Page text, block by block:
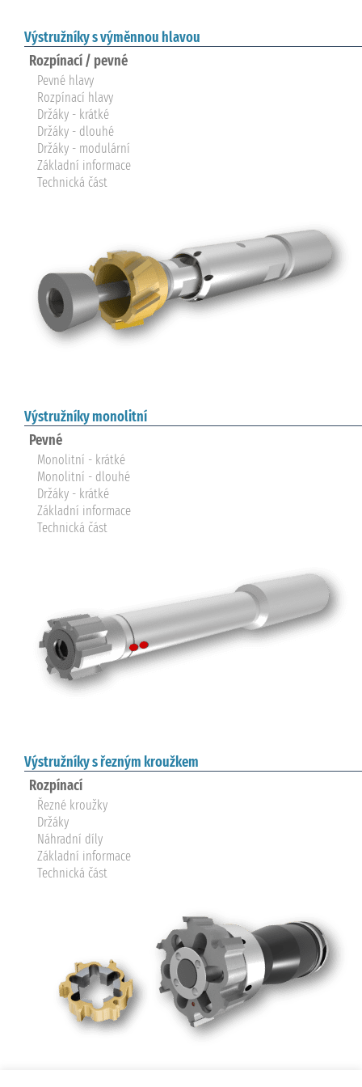
Výstružníky s výměnnou hlavou
Rozpínací / pevné
Pevné hlavy
Rozpínací hlavy
Držáky - krátké
Držáky - dlouhé
Držáky - modulární
Základní informace
Technická část
Výstružníky monolitní
Pevné
Monolitní - krátké
Monolitní - dlouhé
Držáky - krátké
Základní informace
Technická část
Výstružníky s řezným kroužkem
Rozpínací
Řezné kroužky
Držáky
Náhradní díly
Základní informace
Technická část